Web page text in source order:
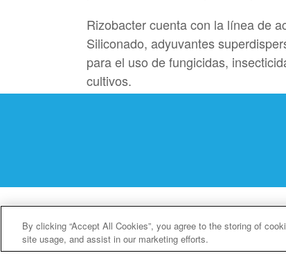
Rizobacter cuenta con la línea de
Siliconado, adyuvantes
para el uso de fungicidas,
cultivos.
By clicking “Accept All Cookies”, you agree to the storing of
site usage, and assist in our marketing efforts.